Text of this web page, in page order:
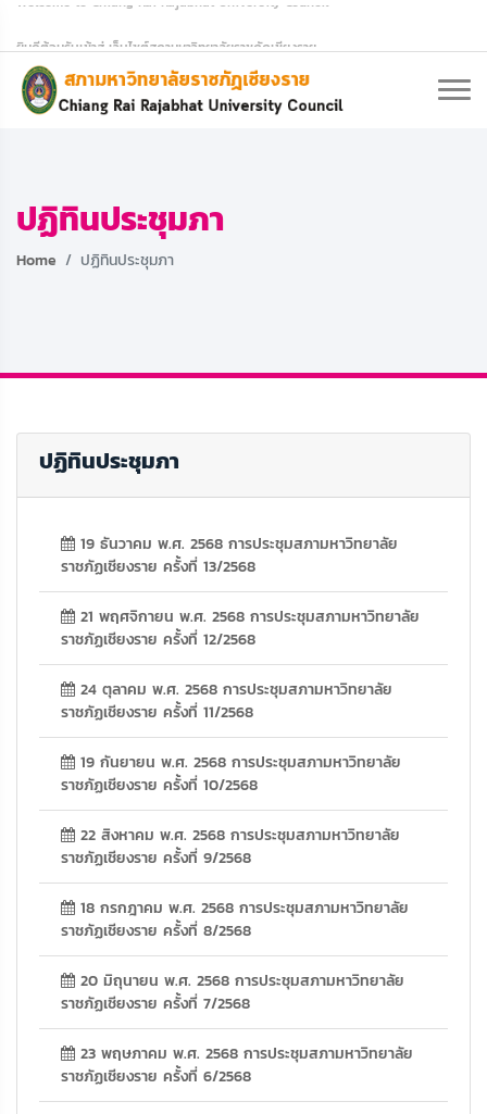
ยินดีต้อนรับเข้าสู่ เว็บไซต์สภามหาวิทยาลัยราชภัฏเชียงราย
ปฏิทินประชุมภา
Home ปฏิทินประชุมภา
ปฏิทินประชุมภา
19 ธันวาคม พ.ศ. 2568 การประชุมสภามหาวิทยาลัย
ราชภัฏเชียงราย ครั้งที่ 13/2568
21 พฤศจิกายน พ.ศ. 2568 การประชุมสภามหาวิทยาลัย
ราชภัฏเชียงราย ครั้งที่ 12/2568
24 ตุลาคม พ.ศ. 2568 การประชุมสภามหาวิทยาลัย
ราชภัฏเชียงราย ครั้งที่ 11/2568
19 กันยายน พ.ศ. 2568 การประชุมสภามหาวิทยาลัย
ราชภัฏเชียงราย ครั้งที่ 10/2568
22 สิงหาคม พ.ศ. 2568 การประชุมสภามหาวิทยาลัย
ราชภัฏเชียงราย ครั้งที่ 9/2568
18 กรกฎาคม พ.ศ. 2568 การประชุมสภามหาวิทยาลัย
ราชภัฏเชียงราย ครั้งที่ 8/2568
20 มิถุนายน พ.ศ. 2568 การประชุมสภามหาวิทยาลัย
ราชภัฏเชียงราย ครั้งที่ 7/2568
23 พฤษภาคม พ.ศ. 2568 การประชุมสภามหาวิทยาลัย
ราชภัฏเชียงราย ครั้งที่ 6/2568